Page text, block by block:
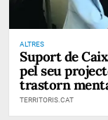
ALTRES
Suport de
pel seu
trastorn
TERRITORIS.CAT